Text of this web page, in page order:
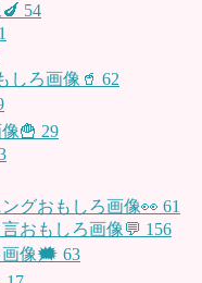
54
しろ画像🥤 62
🍟 29
グおもしろ画像👀 61
おもしろ画像💬 156
画像🗯 63